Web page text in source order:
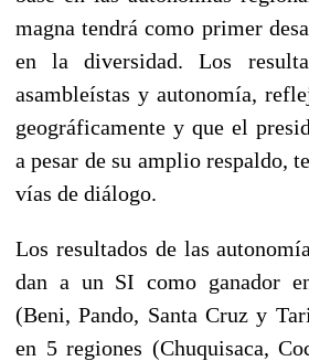
magna tendrá como primer
en la diversidad. Los
asambleístas y autonomía,
geográficamente y que el
a pesar de su amplio respaldo,
vías de diálogo.
Los resultados de las
dan a un SI como ganador
(Beni, Pando, Santa Cruz y
en 5 regiones (Chuquisaca,